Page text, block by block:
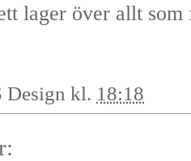
lager över allt
Design kl. 18:18